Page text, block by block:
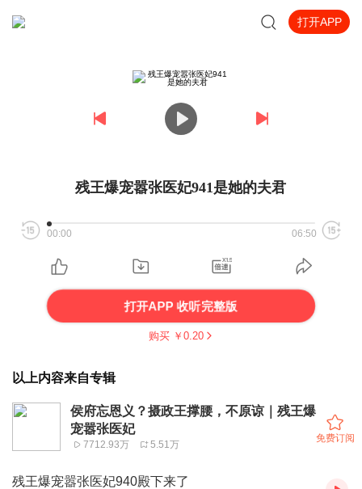
打开APP
残王爆宠嚣张医妃941是她的夫君
00:00 06:50
打开APP 收听完整版
购买 ￥ 0.20
以上内容来自专辑
侯府忘恩义？摄政王撑腰，不原谅｜残王爆
宠嚣张医妃
7712.93万 5.51万
免费订阅
残王爆宠嚣张医妃940殿下来了